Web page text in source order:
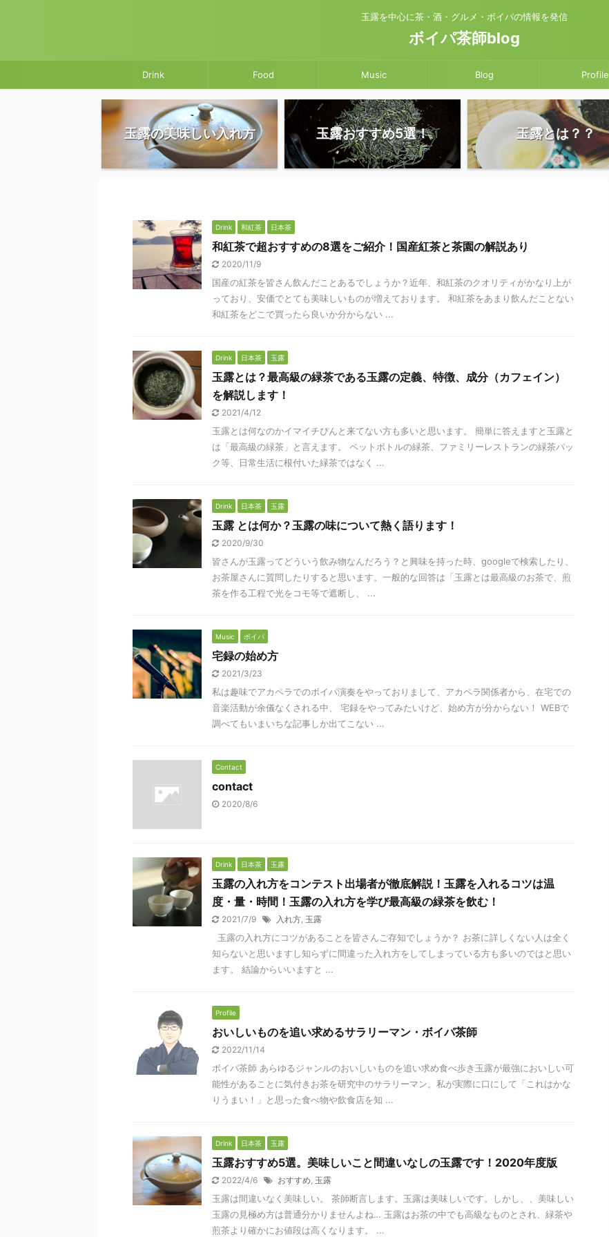
玉露を中心に茶・酒・グルメ・ボイパの情報を発信
ボイパ茶師blog
Drink Food Music Blog Profile
玉露の美味しい入れ方 玉露おすすめ5選！ 玉露とは？？
Drink 和紅茶 日本茶
和紅茶で超おすすめの8選をご紹介！国産紅茶と茶園の解説あり
2020/11/9
国産の紅茶を皆さん飲んだことあるでしょうか？近年、和紅茶のクオリティがかなり上が
っており、安価でとても美味しいものが増えております。 和紅茶をあまり飲んだことない
和紅茶をどこで買ったら良いか分からない ...
Drink 日本茶 玉露
玉露とは？最高級の緑茶である玉露の定義、特徴、成分（カフェイン）
を解説します！
2021/4/12
玉露とは何なのかイマイチぴんと来てない方も多いと思います。 簡単に答えますと玉露と
は「最高級の緑茶」と言えます。 ペットボトルの緑茶、ファミリーレストランの緑茶パッ
ク等、日常生活に根付いた緑茶ではなく ...
Drink 日本茶 玉露
玉露 とは何か？玉露の味について熱く語ります！
2020/9/30
皆さんが玉露ってどういう飲み物なんだろう？と興味を持った時、googleで検索したり、
お茶屋さんに質問したりすると思います。一般的な回答は「玉露とは最高級のお茶で、煎
茶を作る工程で光をコモ等で遮断し、 ...
Music ボイパ
宅録の始め方
2021/3/23
私は趣味でアカペラでのボイパ演奏をやっておりまして、アカペラ関係者から、在宅での
音楽活動が余儀なくされる中、 宅録をやってみたいけど、始め方が分からない！ WEBで
調べてもいまいちな記事しか出てこない ...
Contact
contact
2020/8/6
Drink 日本茶 玉露
玉露の入れ方をコンテスト出場者が徹底解説！玉露を入れるコツは温
度・量・時間！玉露の入れ方を学び最高級の緑茶を飲む！
2021/7/9 入れ方, 玉露
玉露の入れ方にコツがあることを皆さんご存知でしょうか？ お茶に詳しくない人は全く
知らないと思いますし知らずに間違った入れ方をしてしまっている方も多いのではと思い
ます。 結論からいいますと ...
Profile
おいしいものを追い求めるサラリーマン・ボイパ茶師
2022/11/14
ボイパ茶師 あらゆるジャンルのおいしいものを追い求め食べ歩き玉露が最強においしい可
能性があることに気付きお茶を研究中のサラリーマン。私が実際に口にして「これはかな
りうまい！」と思った食べ物や飲食店を知 ...
Drink 日本茶 玉露
玉露おすすめ5選。美味しいこと間違いなしの玉露です！2020年度版
2022/4/6 おすすめ, 玉露
玉露は間違いなく美味しい。 茶師断言します。玉露は美味しいです。しかし、、美味しい
玉露の見極め方は普通分かりませんよね… 玉露はお茶の中でも高級なものとされ、緑茶や
煎茶より確かにお値段は高くなります。 ...